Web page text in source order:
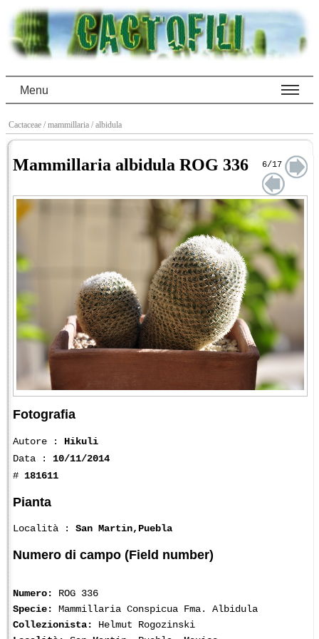
Menu
Cactaceae / mammillaria / albidula
Mammillaria albidula ROG 336 6/17
Fotografia
Autore : Hikuli
Data : 10/11/2014
# 181611
Pianta
Località : San Martin,Puebla
Numero di campo (Field number)
Numero:
ROG 336
Specie:
Mammillaria Conspicua Fma. Albidula
Collezionista:
Helmut Rogozinski